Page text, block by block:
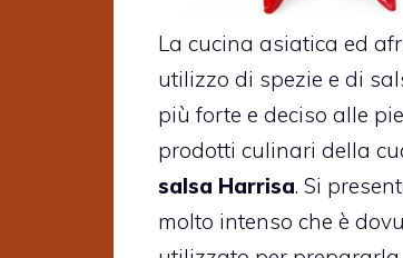
La cucina asiatica ed
utilizzo di spezie e di
più forte e deciso alle
prodotti culinari della
salsa Harrisa. Si
molto intenso che è